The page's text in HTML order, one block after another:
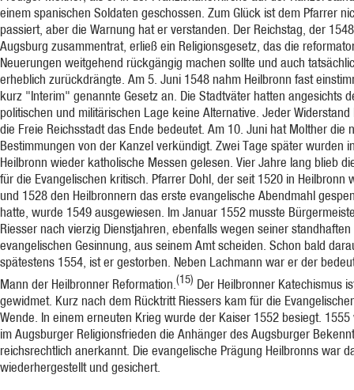
einem spanischen Soldaten geschossen. Zum Glück ist dem Pfarrer
passiert, aber die Warnung hat er verstanden. Der Reichstag, der
Augsburg zusammentrat, erließ ein Religionsgesetz, das die
Neuerungen weitgehend rückgängig machen sollte und auch
erheblich zurückdrängte. Am 5. Juni 1548 nahm Heilbronn fast
kurz "Interim" genannte Gesetz an. Die Stadtväter hatten angesichts
politischen und militärischen Lage keine Alternative. Jeder
die Freie Reichsstadt das Ende bedeutet. Am 10. Juni hat Molther die
Bestimmungen von der Kanzel verkündigt. Zwei Tage später wurden
Heilbronn wieder katholische Messen gelesen. Vier Jahre lang blieb
für die Evangelischen kritisch. Pfarrer Dohl, der seit 1520 in Heilbronn
und 1528 den Heilbronnern das erste evangelische Abendmahl
hatte, wurde 1549 ausgewiesen. Im Januar 1552 musste
Riesser nach vierzig Dienstjahren, ebenfalls wegen seiner standhaften
evangelischen Gesinnung, aus seinem Amt scheiden. Schon bald
spätestens 1554, ist er gestorben. Neben Lachmann war er der
Mann der Heilbronner Reformation. (15) Der Heilbronner Katechismus
gewidmet. Kurz nach dem Rücktritt Riessers kam für die
Wende. In einem erneuten Krieg wurde der Kaiser 1552 besiegt.
im Augsburger Religionsfrieden die Anhänger des Augsburger
reichsrechtlich anerkannt. Die evangelische Prägung Heilbronns war
wiederhergestellt und gesichert.